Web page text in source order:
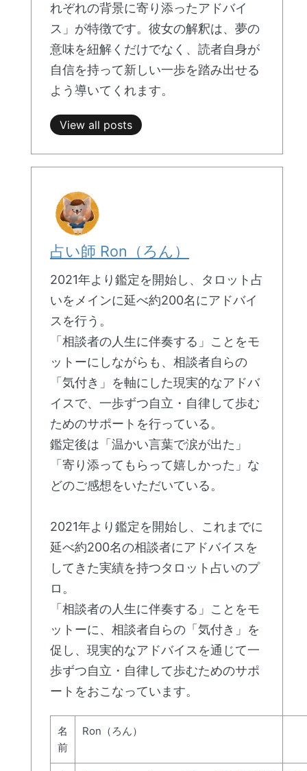
れぞれの背景に寄り添ったアドバイ
ス」が特徴です。彼女の解釈は、夢の
意味を紐解くだけでなく、読者自身が
自信を持って新しい一歩を踏み出せる
よう導いてくれます。
View all posts
占い師 Ron（ろん）
2021年より鑑定を開始し、タロット占
いをメインに延べ約200名にアドバイ
スを行う。
「相談者の人生に伴奏する」ことをモ
ットーにしながらも、相談者自らの
「気付き」を軸にした現実的なアドバ
イスで、一歩ずつ自立・自律して歩む
ためのサポートを行っている。
鑑定後は「温かい言葉で涙が出た」
「寄り添ってもらって嬉しかった」な
どのご感想をいただいている。
2021年より鑑定を開始し、これまでに
延べ約200名の相談者にアドバイスを
してきた実績を持つタロット占いのプ
ロ。
「相談者の人生に伴奏する」ことをモ
ットーに、相談者自らの「気付き」を
促し、現実的なアドバイスを通じて一
歩ずつ自立・自律して歩むためのサポ
ートをおこなっています。
名
前
Ron（ろん）